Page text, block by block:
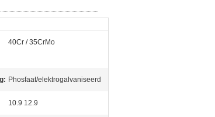
40Cr / 35CrMo
Phosfaat/elektrogalvaniseerd
10.9 12.9